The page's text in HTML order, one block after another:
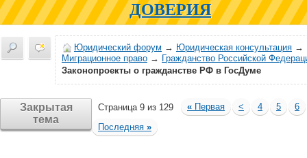
ДОВЕРИЯ
Юридический форум → Юридическая консультация →
Миграционное право → Гражданство Российской
Законопроекты о гражданстве РФ в ГосДуме
Закрытая
тема
Страница 9 из 129 « Первая < 4 5
6
Последняя »